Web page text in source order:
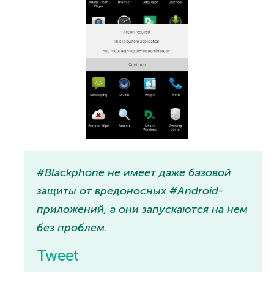
#Blackphone не имеет даже базовой
защиты от вредоносных #Android-
приложений, а они запускаются на нем
без проблем.
Tweet